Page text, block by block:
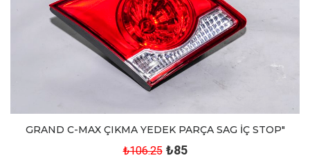
GRAND C-MAX ÇIKMA YEDEK PARÇA SAG İÇ STOP"
₺106.25 ₺85